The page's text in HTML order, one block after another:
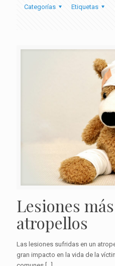
Categorías Etiquetas
Lesiones
atropellos
Las lesiones sufridas en un
gran impacto en la vida de la